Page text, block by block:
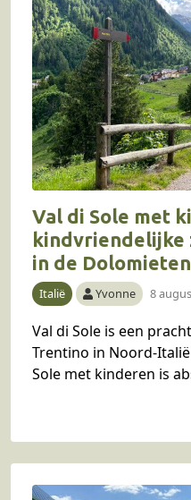
Val di Sole met
in de Dolomieten
Italië Yvonne 8
Val di Sole is een
Trentino in Noord-
Sole met kinderen is